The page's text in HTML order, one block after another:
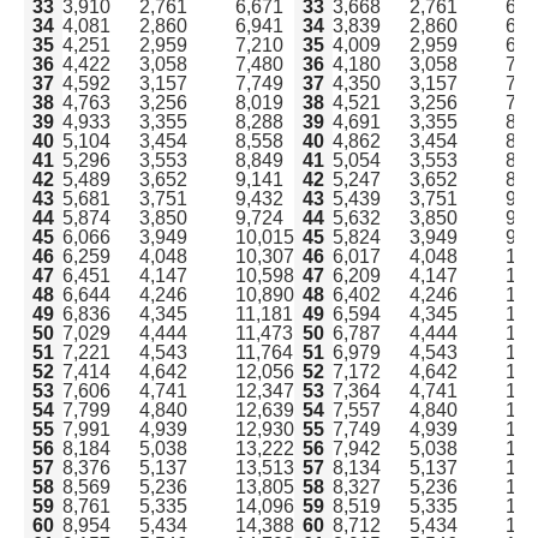
33 3,910 2,761 6,671 33 3,668 2,761
34 4,081 2,860 6,941 34 3,839 2,860
35 4,251 2,959 7,210 35 4,009 2,959
36 4,422 3,058 7,480 36 4,180 3,058
37 4,592 3,157 7,749 37 4,350 3,157
38 4,763 3,256 8,019 38 4,521 3,256
39 4,933 3,355 8,288 39 4,691 3,355
40 5,104 3,454 8,558 40 4,862 3,454
41 5,296 3,553 8,849 41 5,054 3,553
42 5,489 3,652 9,141 42 5,247 3,652
43 5,681 3,751 9,432 43 5,439 3,751
44 5,874 3,850 9,724 44 5,632 3,850
45 6,066 3,949 10,015 45 5,824 3,949
46 6,259 4,048 10,307 46 6,017 4,048
47 6,451 4,147 10,598 47 6,209 4,147
48 6,644 4,246 10,890 48 6,402 4,246
49 6,836 4,345 11,181 49 6,594 4,345
50 7,029 4,444 11,473 50 6,787 4,444
51 7,221 4,543 11,764 51 6,979 4,543
52 7,414 4,642 12,056 52 7,172 4,642
53 7,606 4,741 12,347 53 7,364 4,741
54 7,799 4,840 12,639 54 7,557 4,840
55 7,991 4,939 12,930 55 7,749 4,939
56 8,184 5,038 13,222 56 7,942 5,038
57 8,376 5,137 13,513 57 8,134 5,137
58 8,569 5,236 13,805 58 8,327 5,236
59 8,761 5,335 14,096 59 8,519 5,335
60 8,954 5,434 14,388 60 8,712 5,434